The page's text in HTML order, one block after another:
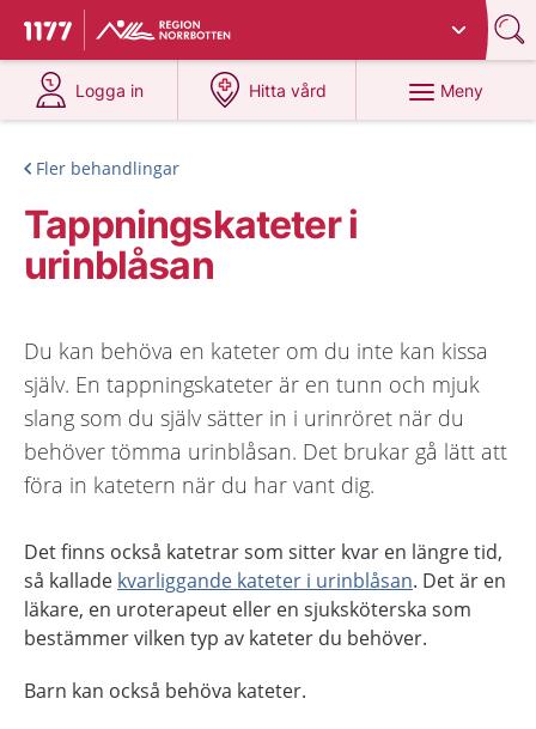
Till startsidan för 1177
Du har valt region
Logga in
på 1177.se
Hitta vård
på 1177.se
Meny
Fler behandlingar
Tappningskateter i
urinblåsan
Du kan behöva en kateter om du inte kan kissa
själv. En tappningskateter är en tunn och mjuk
slang som du själv sätter in i urinröret när du
behöver tömma urinblåsan. Det brukar gå lätt att
föra in katetern när du har vant dig.
Det finns också katetrar som sitter kvar en längre tid,
så kallade kvarliggande kateter i urinblåsan. Det är en
läkare, en uroterapeut eller en sjuksköterska som
bestämmer vilken typ av kateter du behöver.
Barn kan också behöva kateter.